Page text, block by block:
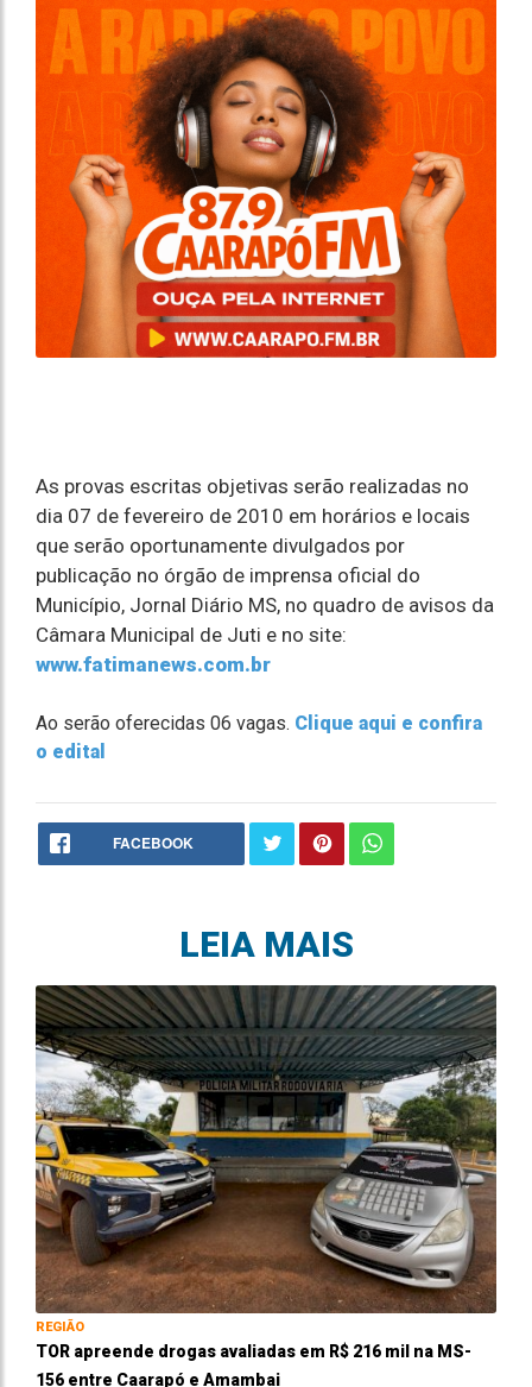
As provas escritas objetivas serão realizadas no
dia 07 de fevereiro de 2010 em horários e locais
que serão oportunamente divulgados por
publicação no órgão de imprensa oficial do
Município, Jornal Diário MS, no quadro de avisos da
Câmara Municipal de Juti e no site:
www.fatimanews.com.br
Ao serão oferecidas 06 vagas. Clique aqui e confira
o edital
FACEBOOK
LEIA MAIS
REGIÃO
TOR apreende drogas avaliadas em R$ 216 mil na MS-
156 entre Caarapó e Amambai